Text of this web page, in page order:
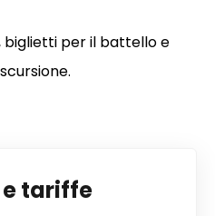
biglietti per il battello e
tariffe